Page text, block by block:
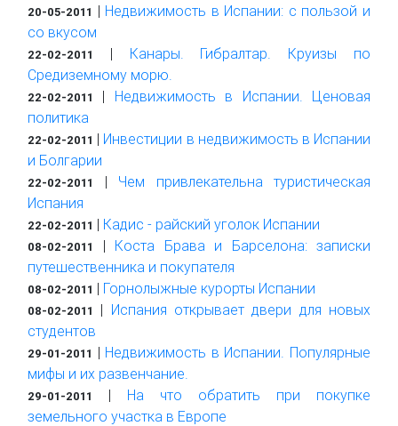
20-05-2011 | Недвижимость в Испании: с пользой и
со вкусом
22-02-2011 | Канары. Гибралтар. Круизы по
Средиземному морю.
22-02-2011 | Недвижимость в Испании. Ценовая
политика
22-02-2011 | Инвестиции в недвижимость в Испании
и Болгарии
22-02-2011 | Чем привлекательна туристическая
Испания
22-02-2011 | Кадис - райский уголок Испании
08-02-2011 | Коста Брава и Барселона: записки
путешественника и покупателя
08-02-2011 | Горнолыжные курорты Испании
08-02-2011 | Испания открывает двери для новых
студентов
29-01-2011 | Недвижимость в Испании. Популярные
мифы и их развенчание.
29-01-2011 | На что обратить при покупке
земельного участка в Европе